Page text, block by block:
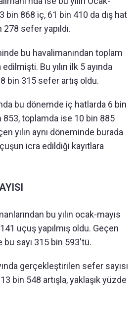
bin 868 iç, 61 bin 410 da dış hat
sefer yapıldı.
bu havalimanından toplam
Bu yılın ilk 5 ayında
bin 315 sefer artış oldu.
bu dönemde iç hatlarda 6 bin
853, toplamda ise 10 bin 885
yılın aynı döneminde burada
icra edildiği kayıtlara
bu yılın ocak-mayıs
uçuş yapılmış oldu. Geçen
bu sayı 315 bin 593'tü.
gerçekleştirilen sefer sayısı
bin 548 artışla, yaklaşık yüzde